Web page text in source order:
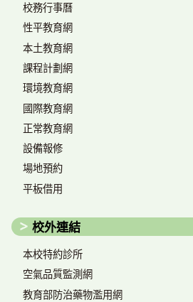
校務行事曆
性平教育網
本土教育網
課程計劃網
環境教育網
國際教育網
正常教育網
設備報修
場地預約
平板借用
校外連結
本校特約診所
空氣品質監測網
教育部防治藥物濫用網